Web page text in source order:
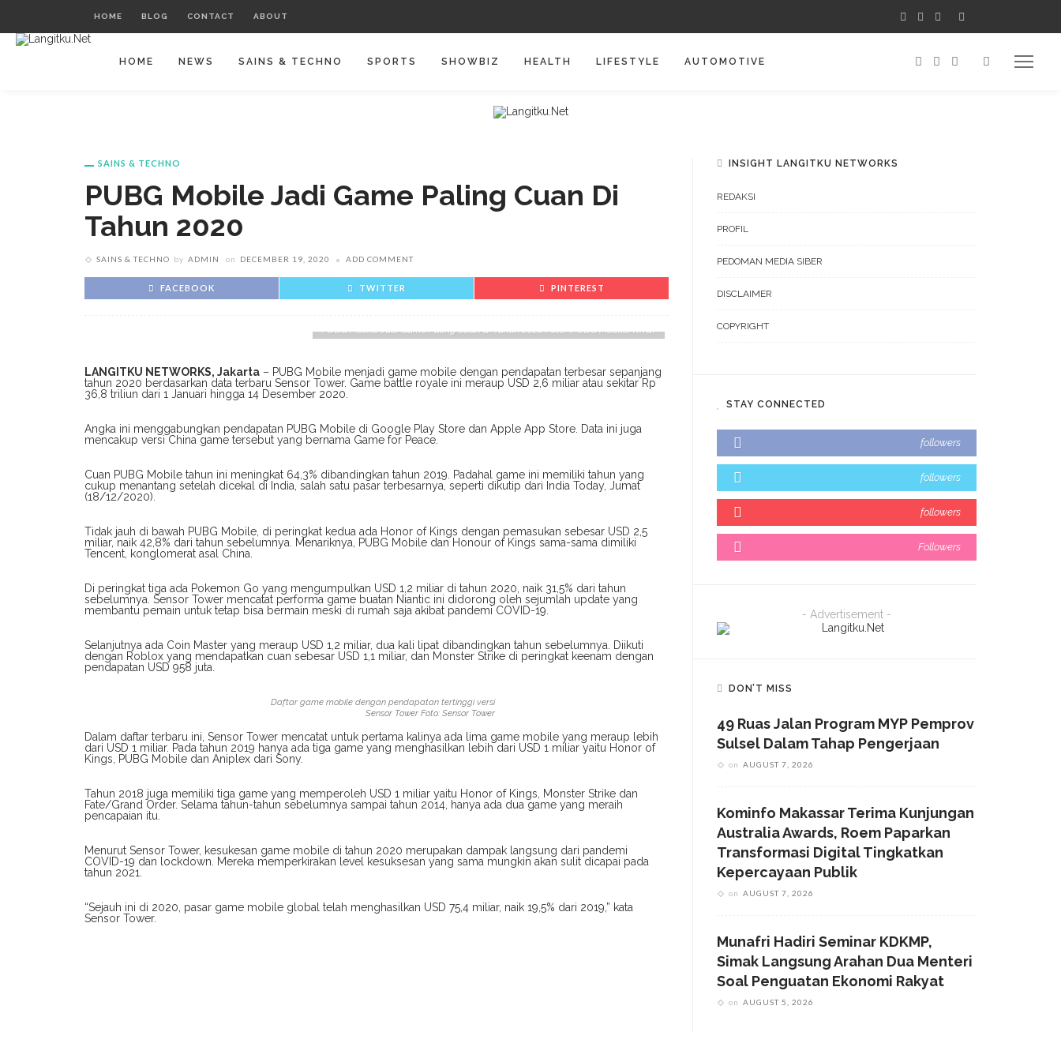
HOME BLOG CONTACT ABOUT
HOME NEWS SAINS & TECHNO SPORTS SHOWBIZ HEALTH LIFESTYLE AUTOMOTIVE
SAINS & TECHNO
PUBG Mobile Jadi Game Paling Cuan Di
Tahun 2020
SAINS & TECHNO by ADMIN on DECEMBER 19, 2020 ADD COMMENT
FACEBOOK TWITTER PINTEREST
PUBG Mobile Jadi Game Paling Cuan di Tahun 2020 Foto: (PUBG Mobile/RRQ)
LANGITKU NETWORKS, Jakarta – PUBG Mobile menjadi game mobile dengan pendapatan terbesar sepanjang
tahun 2020 berdasarkan data terbaru Sensor Tower. Game battle royale ini meraup USD 2,6 miliar atau sekitar Rp
36,8 triliun dari 1 Januari hingga 14 Desember 2020.
Angka ini menggabungkan pendapatan PUBG Mobile di Google Play Store dan Apple App Store. Data ini juga
mencakup versi China game tersebut yang bernama Game for Peace.
Cuan PUBG Mobile tahun ini meningkat 64,3% dibandingkan tahun 2019. Padahal game ini memiliki tahun yang
cukup menantang setelah dicekal di India, salah satu pasar terbesarnya, seperti dikutip dari India Today, Jumat
(18/12/2020).
Tidak jauh di bawah PUBG Mobile, di peringkat kedua ada Honor of Kings dengan pemasukan sebesar USD 2,5
miliar, naik 42,8% dari tahun sebelumnya. Menariknya, PUBG Mobile dan Honour of Kings sama-sama dimiliki
Tencent, konglomerat asal China.
Di peringkat tiga ada Pokemon Go yang mengumpulkan USD 1,2 miliar di tahun 2020, naik 31,5% dari tahun
sebelumnya. Sensor Tower mencatat performa game buatan Niantic ini didorong oleh sejumlah update yang
membantu pemain untuk tetap bisa bermain meski di rumah saja akibat pandemi COVID-19.
Selanjutnya ada Coin Master yang meraup USD 1,2 miliar, dua kali lipat dibandingkan tahun sebelumnya. Diikuti
dengan Roblox yang mendapatkan cuan sebesar USD 1,1 miliar, dan Monster Strike di peringkat keenam dengan
pendapatan USD 958 juta.
Daftar game mobile dengan pendapatan tertinggi versi
Sensor Tower Foto: Sensor Tower
Dalam daftar terbaru ini, Sensor Tower mencatat untuk pertama kalinya ada lima game mobile yang meraup lebih
dari USD 1 miliar. Pada tahun 2019 hanya ada tiga game yang menghasilkan lebih dari USD 1 miliar yaitu Honor of
Kings, PUBG Mobile dan Aniplex dari Sony.
Tahun 2018 juga memiliki tiga game yang memperoleh USD 1 miliar yaitu Honor of Kings, Monster Strike dan
Fate/Grand Order. Selama tahun-tahun sebelumnya sampai tahun 2014, hanya ada dua game yang meraih
pencapaian itu.
Menurut Sensor Tower, kesukesan game mobile di tahun 2020 merupakan dampak langsung dari pandemi
COVID-19 dan lockdown. Mereka memperkirakan level kesuksesan yang sama mungkin akan sulit dicapai pada
tahun 2021.
“Sejauh ini di 2020, pasar game mobile global telah menghasilkan USD 75,4 miliar, naik 19,5% dari 2019,” kata
Sensor Tower.
INSIGHT LANGITKU NETWORKS
REDAKSI
PROFIL
PEDOMAN MEDIA SIBER
DISCLAIMER
COPYRIGHT
STAY CONNECTED
followers
followers
followers
Followers
- Advertisement -
DON’T MISS
49 Ruas Jalan Program MYP Pemprov
Sulsel Dalam Tahap Pengerjaan
on AUGUST 7, 2026
Kominfo Makassar Terima Kunjungan
Australia Awards, Roem Paparkan
Transformasi Digital Tingkatkan
Kepercayaan Publik
on AUGUST 7, 2026
Munafri Hadiri Seminar KDKMP,
Simak Langsung Arahan Dua Menteri
Soal Penguatan Ekonomi Rakyat
on AUGUST 5, 2026